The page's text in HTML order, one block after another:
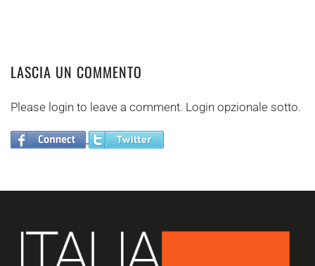
LASCIA UN COMMENTO
Please login to leave a comment. Login opzionale sotto.